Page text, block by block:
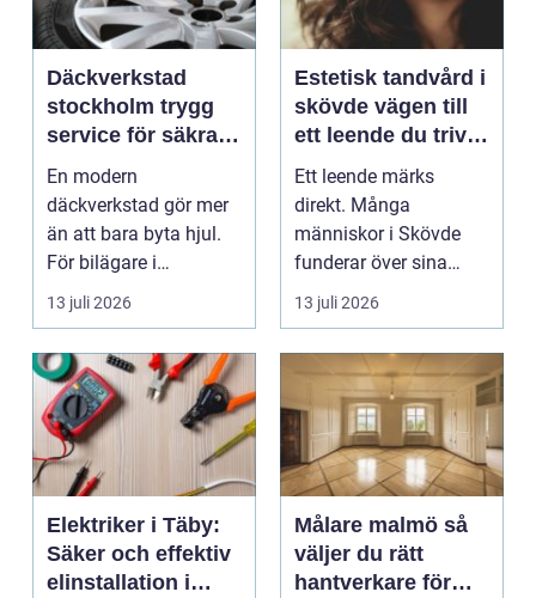
Däckverkstad
stockholm trygg
service för säkra
mil året runt
En modern
däckverkstad gör mer
än att bara byta hjul.
För bilägare i
Stockholm handlar
valet av däck...
13 juli 2026
Estetisk tandvård i
skövde vägen till
ett leende du trivs
med
Ett leende märks
direkt. Många
människor i Skövde
funderar över sina
tänder, men skjuter
upp att gör...
13 juli 2026
Elektriker i Täby:
Säker och effektiv
elinstallation i
Målare malmö så
väljer du rätt
hantverkare för